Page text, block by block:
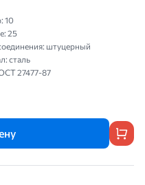
10
25
штуцерный
сталь
27477-87